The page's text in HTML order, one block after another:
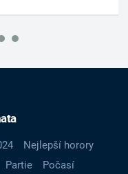
Nejlepší horory
Partie
Počasí